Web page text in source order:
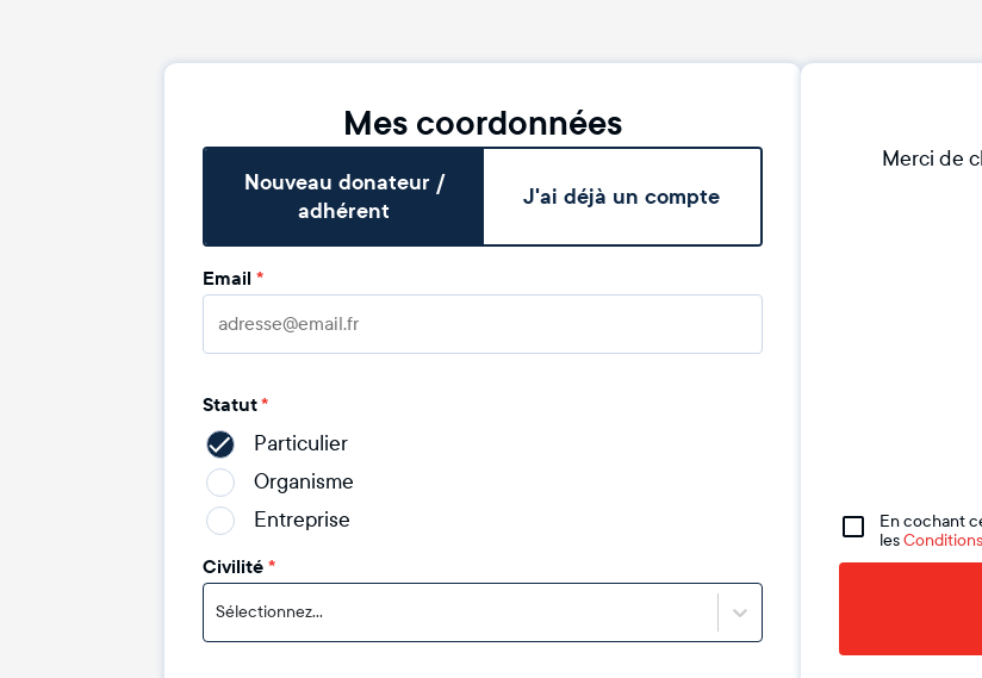
Mes coordonnées
Nouveau donateur /
adhérent
J'ai déjà un compte
Email *
Statut*
Particulier
Organisme
Entreprise
Civilité*
Sélectionnez...
Merci de
En cochant
les